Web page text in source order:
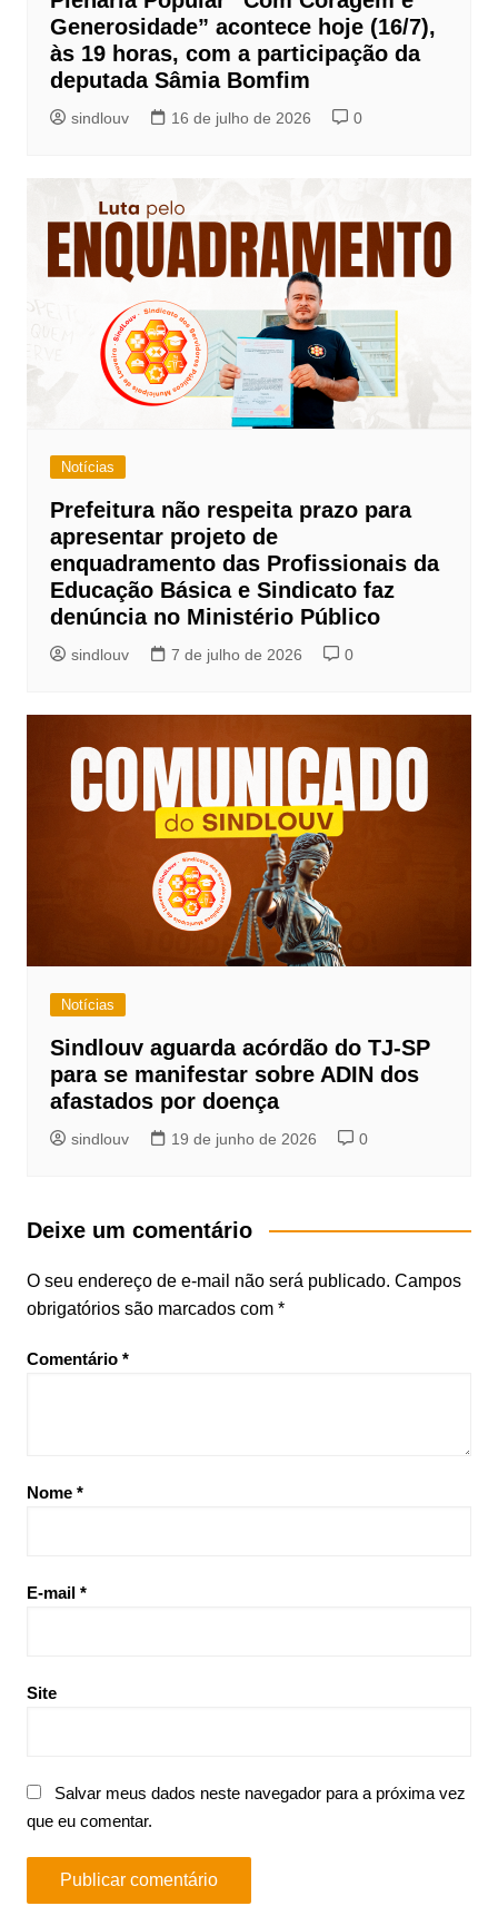
Generosidade” acontece hoje (16/7),
às 19 horas, com a participação da
deputada Sâmia Bomfim
sindlouv 16 de julho de 2026 0
Notícias
Prefeitura não respeita prazo para
apresentar projeto de
enquadramento das Profissionais da
Educação Básica e Sindicato faz
denúncia no Ministério Público
sindlouv 7 de julho de 2026 0
Notícias
Sindlouv aguarda acórdão do TJ-SP
para se manifestar sobre ADIN dos
afastados por doença
sindlouv 19 de junho de 2026 0
Deixe um comentário
O seu endereço de e-mail não será publicado. Campos
obrigatórios são marcados com *
Comentário *
Nome *
E-mail *
Site
Salvar meus dados neste navegador para a próxima vez
que eu comentar.